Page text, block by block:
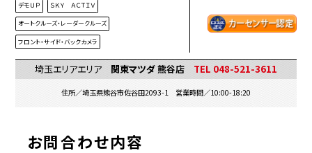
デモＵＰ ＳＫＹ ＡＣＴＩＶ
オートクルーズ・レーダークルーズ
フロント・サイド・バックカメラ
埼玉エリアエリア 関東マツダ 熊谷店 TEL 048-521-3611
住所／埼玉県熊谷市佐谷田2093-1 営業時間／10:00-18:20
お問合わせ内容